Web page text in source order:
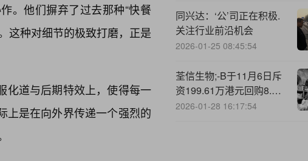
。他们摒弃了过去那种“快餐
这种对细节的极致打磨，正是
化道与后期特效上，使得每一
上是在向外界传递一个强烈的
同兴达：‘公’司正在积极.
关注行业前沿机会
2026-01-25 08:45:54
荃信生物;-B于11月6日斥
资199.61万港元回购8.92
万股
2026-01-28 16:17:54